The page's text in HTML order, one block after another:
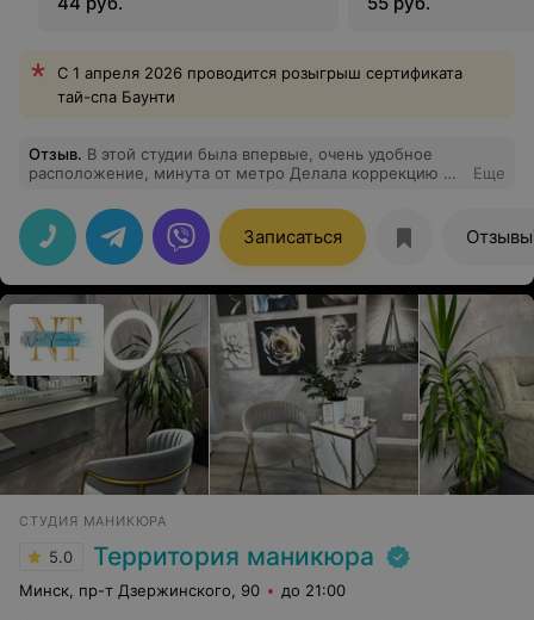
«зеленый»)
С 1 апреля 2026 проводится розыгрыш сертификата
тай-спа Баунти
Отзыв. В этой студии была впервые, очень удобное
расположение, минута от метро Делала коррекцию и
Брови получились натурального цвета , очень
подходящими под цвет моих волос, как я и просила) А
взгляд стал прямо таким выразительным Спасибо за
работу и заботу, а главное веселье во время
процедуры! Рекомендую!
Еще
Записаться Отзывы
СТУДИЯ МАНИКЮРА
5.0 Территория маникюра
Минск, пр-т Дзержинского, 90 до 21:00